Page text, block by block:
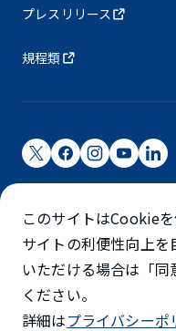
プレスリリース
規程類
成田国際空港株
成田国際空港は成田国際空港㈱（
©NARITA INTERNATIONAL
SKYTRAX
5スターエアポート
このサイトはCookieを
サイトの利便性向上
いただける場合は「
ください。
詳細はプライバシーポ